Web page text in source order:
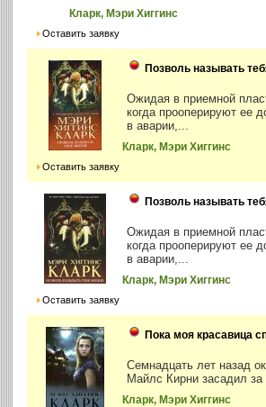
Кларк, Мэри Хиггинс
Оставить заявку
Позволь называть
Ожидая в приемной
когда прооперируют ее
в аварии,...
Кларк, Мэри Хиггинс
Оставить заявку
Позволь называть
Ожидая в приемной
когда прооперируют ее
в аварии,...
Кларк, Мэри Хиггинс
Оставить заявку
Пока моя красавица
Семнадцать лет назад
Майлс Кирни засадил за
Кларк, Мэри Хиггинс